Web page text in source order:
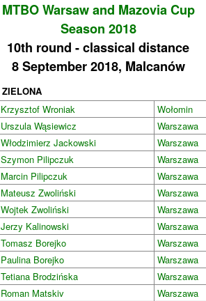
MTBO Warsaw and Mazovia Cup
Season 2018
10th round - classical distance
8 September 2018, Malcanów
ZIELONA
Krzysztof Wroniak Wołomin
Urszula Wąsiewicz Warszawa
Włodzimierz Jackowski Warszawa
Szymon Pilipczuk Warszawa
Marcin Pilipczuk Warszawa
Mateusz Zwoliński Warszawa
Wojtek Zwoliński Warszawa
Jerzy Kalinowski Warszawa
Tomasz Borejko Warszawa
Paulina Borejko Warszawa
Tetiana Brodzińska Warszawa
Roman Matskiv Warszawa